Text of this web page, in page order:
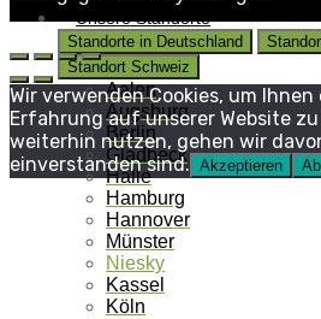
Unsere Standorte
Standorte in Deutschland
Standort Schweiz
Aalen
Augsburg
Berlin
Gladbeck
Halle
Hamburg
Hannover
Münster
Niesky
Kassel
Köln
Wir verwenden Cookies, um
Erfahrung auf unserer Website
weiterhin nutzen, gehen wir
einverstanden sind. Akzeptieren